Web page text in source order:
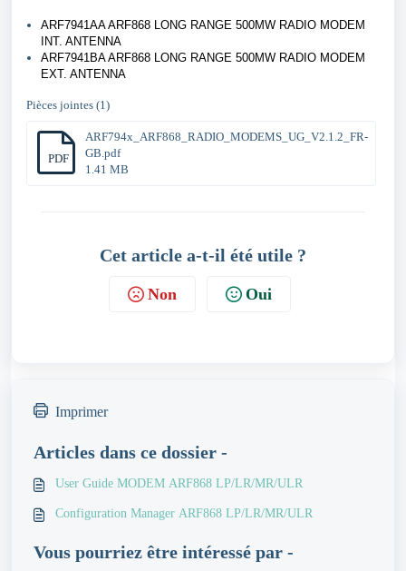
ARF7941AA ARF868 LONG RANGE 500MW RADIO MODEM
INT. ANTENNA
ARF7941BA ARF868 LONG RANGE 500MW RADIO MODEM
EXT. ANTENNA
Pièces jointes (1)
PDF
ARF794x_ARF868_RADIO_MODEMS_UG_V2.1.2_FR-
GB.pdf
1.41 MB
Cet article a-t-il été utile ?
Non Oui
Imprimer
Articles dans ce dossier -
User Guide MODEM ARF868 LP/LR/MR/ULR
Configuration Manager ARF868 LP/LR/MR/ULR
Vous pourriez être intéressé par -